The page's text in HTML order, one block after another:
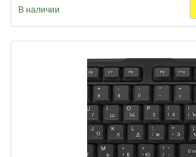
В наличии